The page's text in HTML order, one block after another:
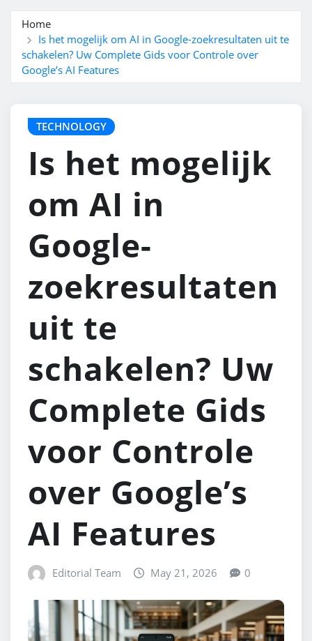
Home
Is het mogelijk om AI in Google-zoekresultaten uit te
schakelen? Uw Complete Gids voor Controle over
Google’s AI Features
TECHNOLOGY
Is het mogelijk
om AI in
Google-
zoekresultaten
uit te
schakelen? Uw
Complete Gids
voor Controle
over Google’s
AI Features
Editorial Team May 21, 2026 0